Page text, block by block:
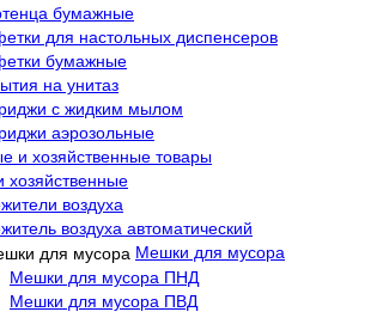
бумажные
для настольных диспенсеров
бумажные
на унитаз
с жидким мылом
аэрозольные
и хозяйственные товары
хозяйственные
воздуха
воздуха автоматический
Мешки для мусора
Мешки для мусора ПНД
Мешки для мусора ПВД